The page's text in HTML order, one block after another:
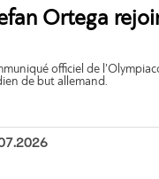
Ortega
officiel de
de but allemand.